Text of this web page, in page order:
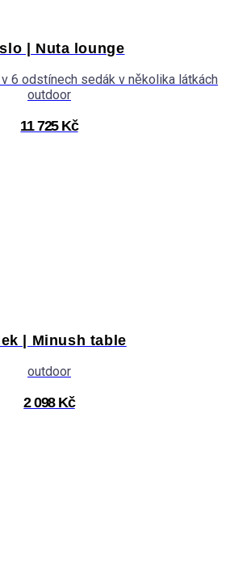
| Nuta lounge
6 odstínech sedák v několika látkách
outdoor
11 725 Kč
| Minush table
outdoor
2 098 Kč